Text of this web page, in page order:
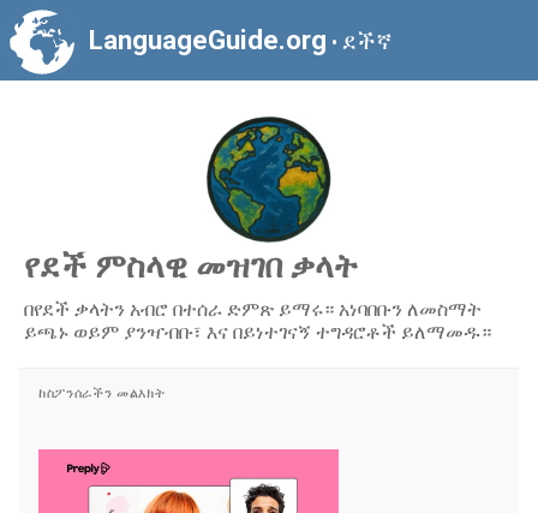
LanguageGuide.org • ደችኛ
የደች ምስላዊ መዝገበ ቃላት
በየደች ቃላትን አብሮ በተሰራ ድምጽ ይማሩ። አነባበቡን ለመስማት
ይጫኑ ወይም ያንዣብቡ፣ እና በይነተገናኝ ተግዳሮቶች ይለማመዱ።
ከስፖንሰራችን መልእክት